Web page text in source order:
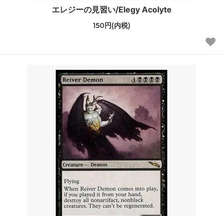
エレジーの見習い/Elegy Acolyte
150円(内税)